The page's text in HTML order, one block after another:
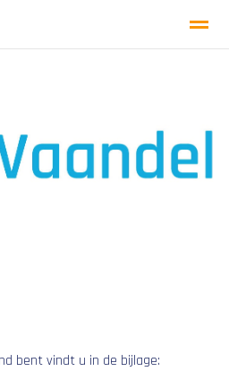
Bellen E-mail
bent vindt u in de bijlage: